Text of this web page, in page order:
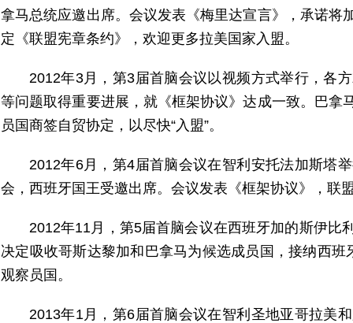
拿马总统应邀出席。会议发表《梅里达宣言》，承诺将
定《联盟宪章条约》，欢迎更多拉美国家入盟。
2012年3月，第3届首脑会议以视频方式举行，各
等问题取得重要进展，就《框架协议》达成一致。巴
员国商签自贸协定，以尽快“入盟”。
2012年6月，第4届首脑会议在智利安托法加斯塔
会，西班牙国王受邀出席。会议发表《框架协议》，联盟
2012年11月，第5届首脑会议在西班牙加的斯伊比
决定吸收哥斯达黎加和巴拿马为候选成员国，接纳西
观察员国。
2013年1月，第6届首脑会议在智利圣地亚哥拉美